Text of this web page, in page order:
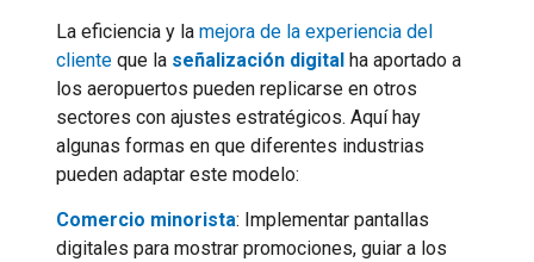
La eficiencia y la mejora de la experiencia del
cliente que la señalización digital ha aportado a
los aeropuertos pueden replicarse en otros
sectores con ajustes estratégicos. Aquí hay
algunas formas en que diferentes industrias
pueden adaptar este modelo:
Comercio minorista: Implementar pantallas
digitales para mostrar promociones, guiar a los